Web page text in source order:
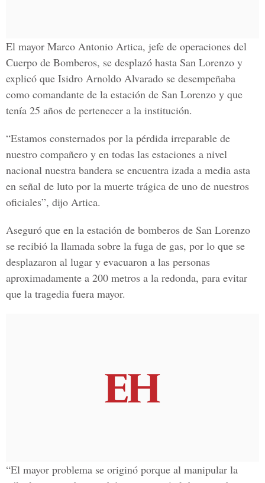
El mayor Marco Antonio Artica, jefe de operaciones del
Cuerpo de Bomberos, se desplazó hasta San Lorenzo y
explicó que Isidro Arnoldo Alvarado se desempeñaba
como comandante de la estación de San Lorenzo y que
tenía 25 años de pertenecer a la institución.
“Estamos consternados por la pérdida irreparable de
nuestro compañero y en todas las estaciones a nivel
nacional nuestra bandera se encuentra izada a media asta
en señal de luto por la muerte trágica de uno de nuestros
oficiales”, dijo Artica.
Aseguró que en la estación de bomberos de San Lorenzo
se recibió la llamada sobre la fuga de gas, por lo que se
desplazaron al lugar y evacuaron a las personas
aproximadamente a 200 metros a la redonda, para evitar
que la tragedia fuera mayor.
“El mayor problema se originó porque al manipular la